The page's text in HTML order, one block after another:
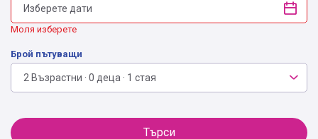
Моля изберете
Брой пътуващи
2 Възрастни · 0 деца · 1 стая
Търси